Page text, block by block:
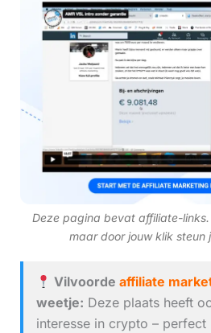
Deze pagina bevat affiliate-
maar door jouw klik steun
Vilvoorde affiliate
weetje: Deze plaats heeft
interesse in crypto – perfect